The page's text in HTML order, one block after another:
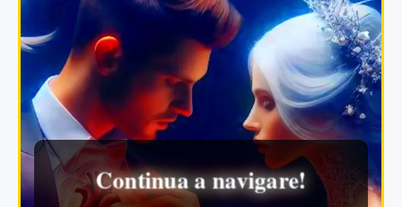
Continua a navigare!